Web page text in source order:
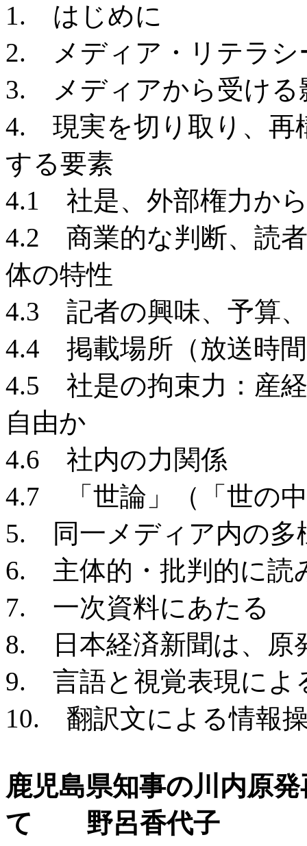
1. はじめに
2. メディア・リテラシ
3. メディアから受ける
4. 現実を切り取り、再
する要素
4.1 社是、外部権力か
4.2 商業的な判断、読
体の特性
4.3 記者の興味、予算
4.4 掲載場所（放送時
4.5 社是の拘束力：産
自由か
4.6 社内の力関係
4.7 「世論」（「世の
5. 同一メディア内の多
6. 主体的・批判的に読
7. 一次資料にあたる
8. 日本経済新聞は、原
9. 言語と視覚表現によ
10. 翻訳文による情報
鹿児島県知事の川内原
て 野呂香代子